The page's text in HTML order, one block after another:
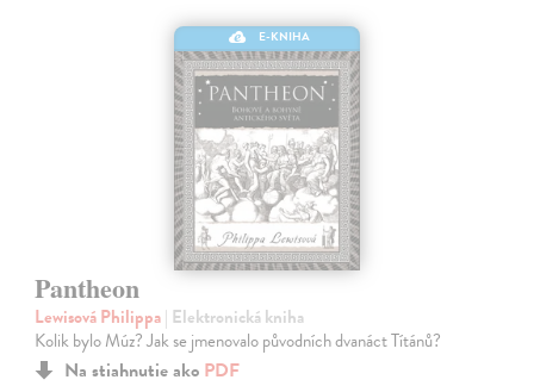
E-KNIHA
Pantheon
Lewisová Philippa| Elektronická kniha
Kolik bylo Múz? Jak se jmenovalo původních dvanáct Títánů?
Na stiahnutie ako PDF